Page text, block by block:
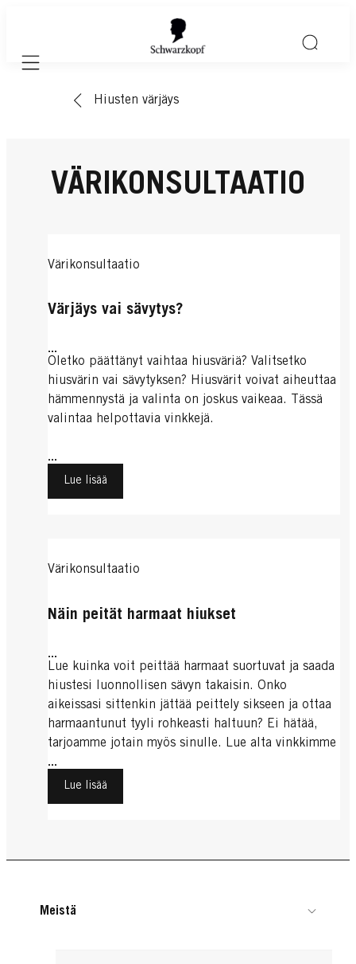
Mobile navigation
Hiusten värjäys
VÄRIKONSULTAATIO
Värikonsultaatio
Värjäys vai sävytys?
...
Oletko päättänyt vaihtaa hiusväriä? Valitsetko
hiusvärin vai sävytyksen? Hiusvärit voivat aiheuttaa
hämmennystä ja valinta on joskus vaikeaa. Tässä
valintaa helpottavia vinkkejä.
...
Lue lisää
Värikonsultaatio
Näin peität harmaat hiukset
...
Lue kuinka voit peittää harmaat suortuvat ja saada
hiustesi luonnollisen sävyn takaisin. Onko
aikeissasi sittenkin jättää peittely sikseen ja ottaa
harmaantunut tyyli rohkeasti haltuun? Ei hätää,
tarjoamme jotain myös sinulle. Lue alta vinkkimme
luonnollisen harmaiden hiusten korostamiseen.
...
Lue lisää
Meistä